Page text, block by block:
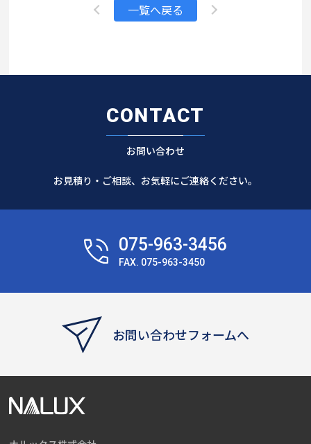
一覧へ戻る
CONTACT
お問い合わせ
お見積り・ご相談、お気軽にご連絡ください。
075-963-3456
FAX. 075-963-3450
お問い合わせフォームへ